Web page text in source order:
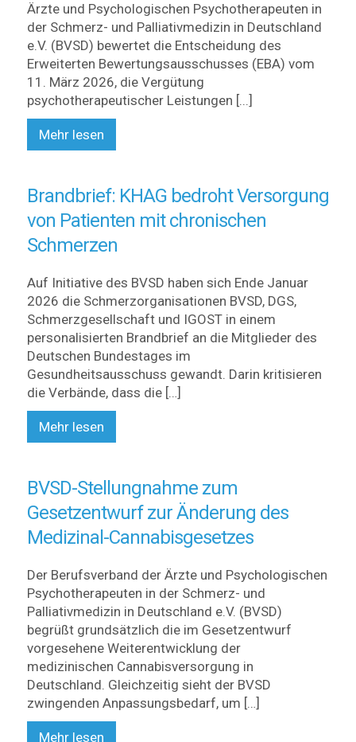
Ärzte und Psychologischen Psychotherapeuten in
der Schmerz- und Palliativmedizin in Deutschland
e.V. (BVSD) bewertet die Entscheidung des
Erweiterten Bewertungsausschusses (EBA) vom
11. März 2026, die Vergütung
psychotherapeutischer Leistungen [...]
Mehr lesen
Brandbrief: KHAG bedroht Versorgung
von Patienten mit chronischen
Schmerzen
Auf Initiative des BVSD haben sich Ende Januar
2026 die Schmerzorganisationen BVSD, DGS,
Schmerzgesellschaft und IGOST in einem
personalisierten Brandbrief an die Mitglieder des
Deutschen Bundestages im
Gesundheitsausschuss gewandt. Darin kritisieren
die Verbände, dass die […]
Mehr lesen
BVSD-Stellungnahme zum
Gesetzentwurf zur Änderung des
Medizinal-Cannabisgesetzes
Der Berufsverband der Ärzte und Psychologischen
Psychotherapeuten in der Schmerz- und
Palliativmedizin in Deutschland e.V. (BVSD)
begrüßt grundsätzlich die im Gesetzentwurf
vorgesehene Weiterentwicklung der
medizinischen Cannabisversorgung in
Deutschland. Gleichzeitig sieht der BVSD
zwingenden Anpassungsbedarf, um […]
Mehr lesen